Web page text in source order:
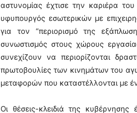
αστυνομίας έχτισε την καριέρα
υφυπουργός εσωτερικών με
για τον “περιορισμό της
συνωστισμός στους χώρους
συνεχίζουν να περιορίζονται
πρωτοβουλίες των κινημάτων του
μεταφορών που καταστέλλονται με
Οι θέσεις-κλειδιά της